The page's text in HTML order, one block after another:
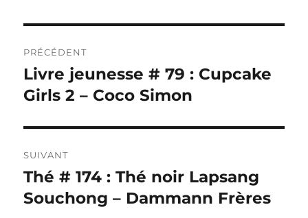
de
l’article
PRÉCÉDENT
Publication
précédente :
Livre jeunesse # 79 : Cupcake
Girls 2 – Coco Simon
SUIVANT
Publication
suivante :
Thé # 174 : Thé noir Lapsang
Souchong – Dammann Frères